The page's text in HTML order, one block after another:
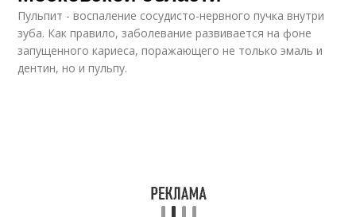
Пульпит - воспаление сосудисто-нервного пучка внутри
зуба. Как правило, заболевание развивается на фоне
запущенного кариеса, поражающего не только эмаль и
дентин, но и пульпу.